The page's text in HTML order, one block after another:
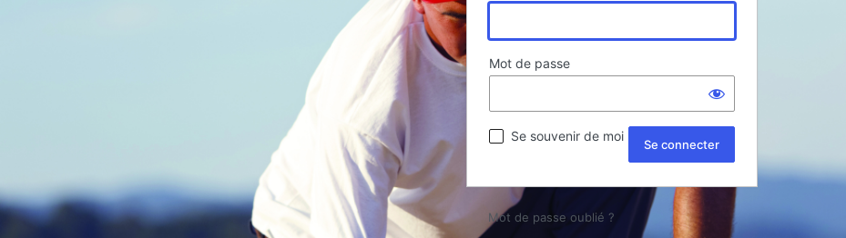
Mot de passe
Se souvenir de moi
Mot de passe oublié ?